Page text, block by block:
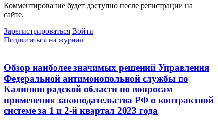
Комментирование будет доступно после регистрации на
сайте.
Зарегистрироваться Войти
Подписаться на журнал
Обзор наиболее значимых решений Управления
Федеральной антимонопольной службы по
Калининградской области по вопросам
применения законодательства РФ о контрактной
системе за 1 и 2-й квартал 2023 года